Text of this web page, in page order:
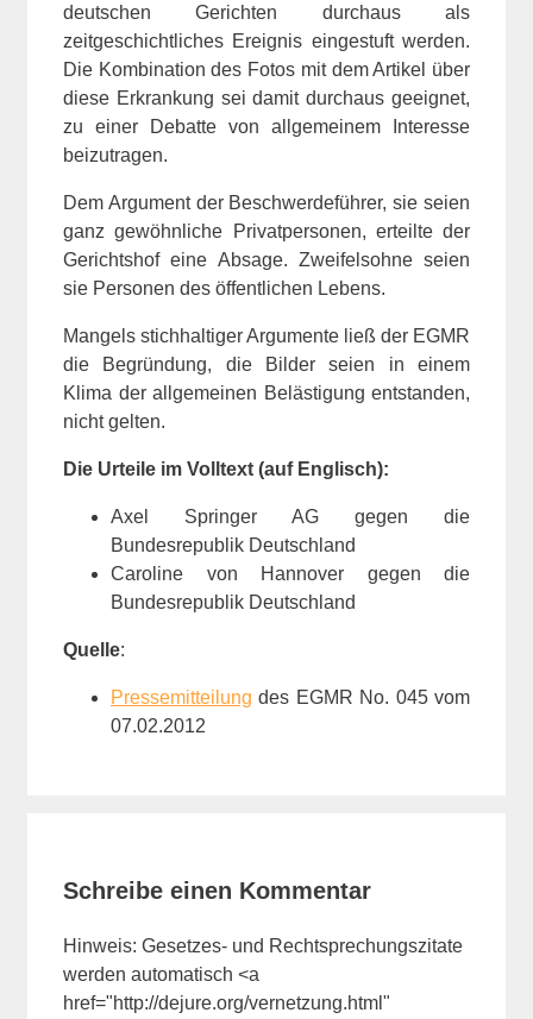
deutschen Gerichten durchaus als
zeitgeschichtliches Ereignis eingestuft werden.
Die Kombination des Fotos mit dem Artikel über
diese Erkrankung sei damit durchaus geeignet,
zu einer Debatte von allgemeinem Interesse
beizutragen.
Dem Argument der Beschwerdeführer, sie seien
ganz gewöhnliche Privatpersonen, erteilte der
Gerichtshof eine Absage. Zweifelsohne seien
sie Personen des öffentlichen Lebens.
Mangels stichhaltiger Argumente ließ der EGMR
die Begründung, die Bilder seien in einem
Klima der allgemeinen Belästigung entstanden,
nicht gelten.
Die Urteile im Volltext (auf Englisch):
Axel Springer AG gegen die
Bundesrepublik Deutschland
Caroline von Hannover gegen die
Bundesrepublik Deutschland
Quelle:
Pressemitteilung des EGMR No. 045 vom
07.02.2012
Schreibe einen Kommentar
Hinweis: Gesetzes- und Rechtsprechungszitate
werden automatisch <a
href="http://dejure.org/vernetzung.html"